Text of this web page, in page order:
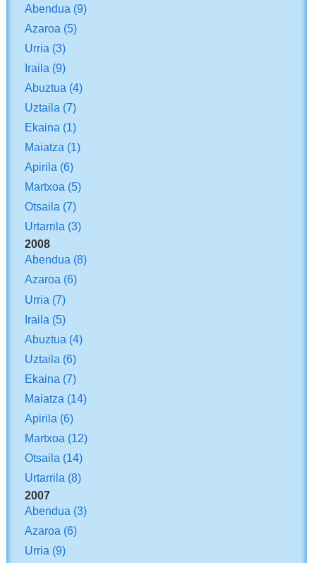
Abendua (9)
Azaroa (5)
Urria (3)
Iraila (9)
Abuztua (4)
Uztaila (7)
Ekaina (1)
Maiatza (1)
Apirila (6)
Martxoa (5)
Otsaila (7)
Urtarrila (3)
2008
Abendua (8)
Azaroa (6)
Urria (7)
Iraila (5)
Abuztua (4)
Uztaila (6)
Ekaina (7)
Maiatza (14)
Apirila (6)
Martxoa (12)
Otsaila (14)
Urtarrila (8)
2007
Abendua (3)
Azaroa (6)
Urria (9)